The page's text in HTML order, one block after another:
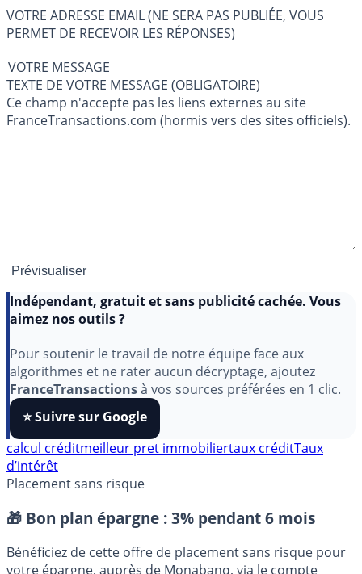
VOTRE ADRESSE EMAIL (NE SERA PAS PUBLIÉE, VOUS
PERMET DE RECEVOIR LES RÉPONSES)
VOTRE MESSAGE
TEXTE DE VOTRE MESSAGE (OBLIGATOIRE)
Ce champ n'accepte pas les liens externes au site
FranceTransactions.com (hormis vers des sites officiels).
aimez nos outils ?
Pour soutenir le travail de notre équipe face aux
algorithmes et ne rater aucun décryptage, ajoutez
FranceTransactionsà vos sources préférées en 1 clic.
⭐️ Suivre sur Google
calcul créditmeilleur pret immobilier
Placement sans risque
🎁 Bon plan épargne : 3% pendant 6 mois